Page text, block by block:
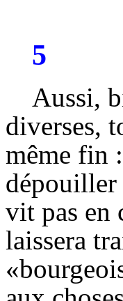
5
Aussi,
diverses,
même fin
dépouiller
vit pas en
laissera